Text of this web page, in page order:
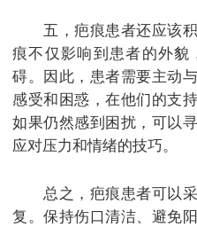
五，疤痕患者还应该积
痕不仅影响到患者的外貌
碍。因此，患者需要主动
感受和困惑，在他们的支
如果仍然感到困扰，可以
应对压力和情绪的技巧。
总之，疤痕患者可以采
复。保持伤口清洁、避免